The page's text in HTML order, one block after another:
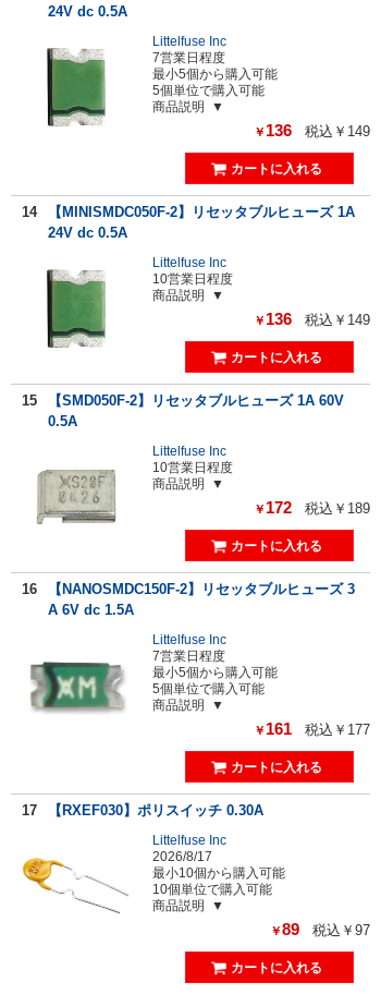
24V dc 0.5A
Littelfuse Inc
7営業日程度
最小5個から購入可能
5個単位で購入可能
商品説明
￥ 136 税込￥149
14
【MINISMDC050F-2】リセッタブルヒューズ 1A
24V dc 0.5A
Littelfuse Inc
10営業日程度
商品説明
￥ 136 税込￥149
15
【SMD050F-2】リセッタブルヒューズ 1A 60V
0.5A
Littelfuse Inc
10営業日程度
商品説明
￥ 172 税込￥189
16
【NANOSMDC150F-2】リセッタブルヒューズ 3
A 6V dc 1.5A
Littelfuse Inc
7営業日程度
最小5個から購入可能
5個単位で購入可能
商品説明
￥ 161 税込￥177
17 【RXEF030】ポリスイッチ 0.30A
Littelfuse Inc
2026/8/17
最小10個から購入可能
10個単位で購入可能
商品説明
￥89 税込￥97